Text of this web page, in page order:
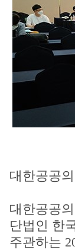
대한공공
대한공공
단법인 한
주관하는